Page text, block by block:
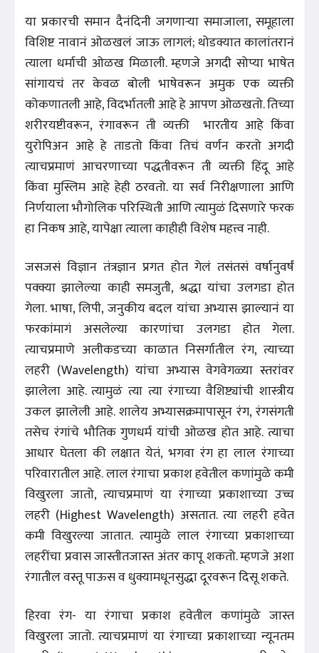
या प्रकारची समान दैनंदिनी जगणाऱ्या समाजाला, समूहाला
विशिष्ट नावानं ओळखलं जाऊ लागलं; थोडक्यात कालांतरानं
त्याला धर्माची ओळख मिळाली. म्हणजे अगदी सोप्या भाषेत
सांगायचं तर केवळ बोली भाषेवरून अमुक एक व्यक्ती
कोकणातली आहे, विदर्भातली आहे हे आपण ओळखतो. तिच्या
शरीरयष्टीवरून, रंगावरून ती व्यक्ती भारतीय आहे किंवा
युरोपिअन आहे हे ताडतो किंवा तिचं वर्णन करतो अगदी
त्याचप्रमाणं आचरणाच्या पद्धतीवरून ती व्यक्ती हिंदू आहे
किंवा मुस्लिम आहे हेही ठरवतो. या सर्व निरीक्षणाला आणि
निर्णयाला भौगोलिक परिस्थिती आणि त्यामुळं दिसणारे फरक
हा निकष आहे, यापेक्षा त्याला काहीही विशेष महत्त्व नाही.
जसजसं विज्ञान तंत्रज्ञान प्रगत होत गेलं तसंतसं वर्षानुवर्षं
पक्क्या झालेल्या काही समजुती, श्रद्धा यांचा उलगडा होत
गेला. भाषा, लिपी, जनुकीय बदल यांचा अभ्यास झाल्यानं या
फरकांमागं असलेल्या कारणांचा उलगडा होत गेला.
त्याचप्रमाणे अलीकडच्या काळात निसर्गातील रंग, त्याच्या
लहरी (Wavelength) यांचा अभ्यास वेगवेगळ्या स्तरांवर
झालेला आहे. त्यामुळं त्या त्या रंगाच्या वैशिष्ट्यांची शास्त्रीय
उकल झालेली आहे. शालेय अभ्यासक्रमापासून रंग, रंगसंगती
तसेच रंगांचे भौतिक गुणधर्म यांची ओळख होत आहे. त्याचा
आधार घेतला की लक्षात येतं, भगवा रंग हा लाल रंगाच्या
परिवारातील आहे. लाल रंगाचा प्रकाश हवेतील कणांमुळे कमी
विखुरला जातो, त्याचप्रमाणं या रंगाच्या प्रकाशाच्या उच्च
लहरी (Highest Wavelength) असतात. त्या लहरी हवेत
कमी विखुरल्या जातात. त्यामुळे लाल रंगाच्या प्रकाशाच्या
लहरींचा प्रवास जास्तीतजास्त अंतर कापू शकतो. म्हणजे अशा
रंगातील वस्तू पाऊस व धुक्यामधूनसुद्धा दूरवरून दिसू शकते.
हिरवा रंग- या रंगाचा प्रकाश हवेतील कणांमुळे जास्त
विखुरला जातो. त्याचप्रमाणं या रंगाच्या प्रकाशाच्या न्यूनतम